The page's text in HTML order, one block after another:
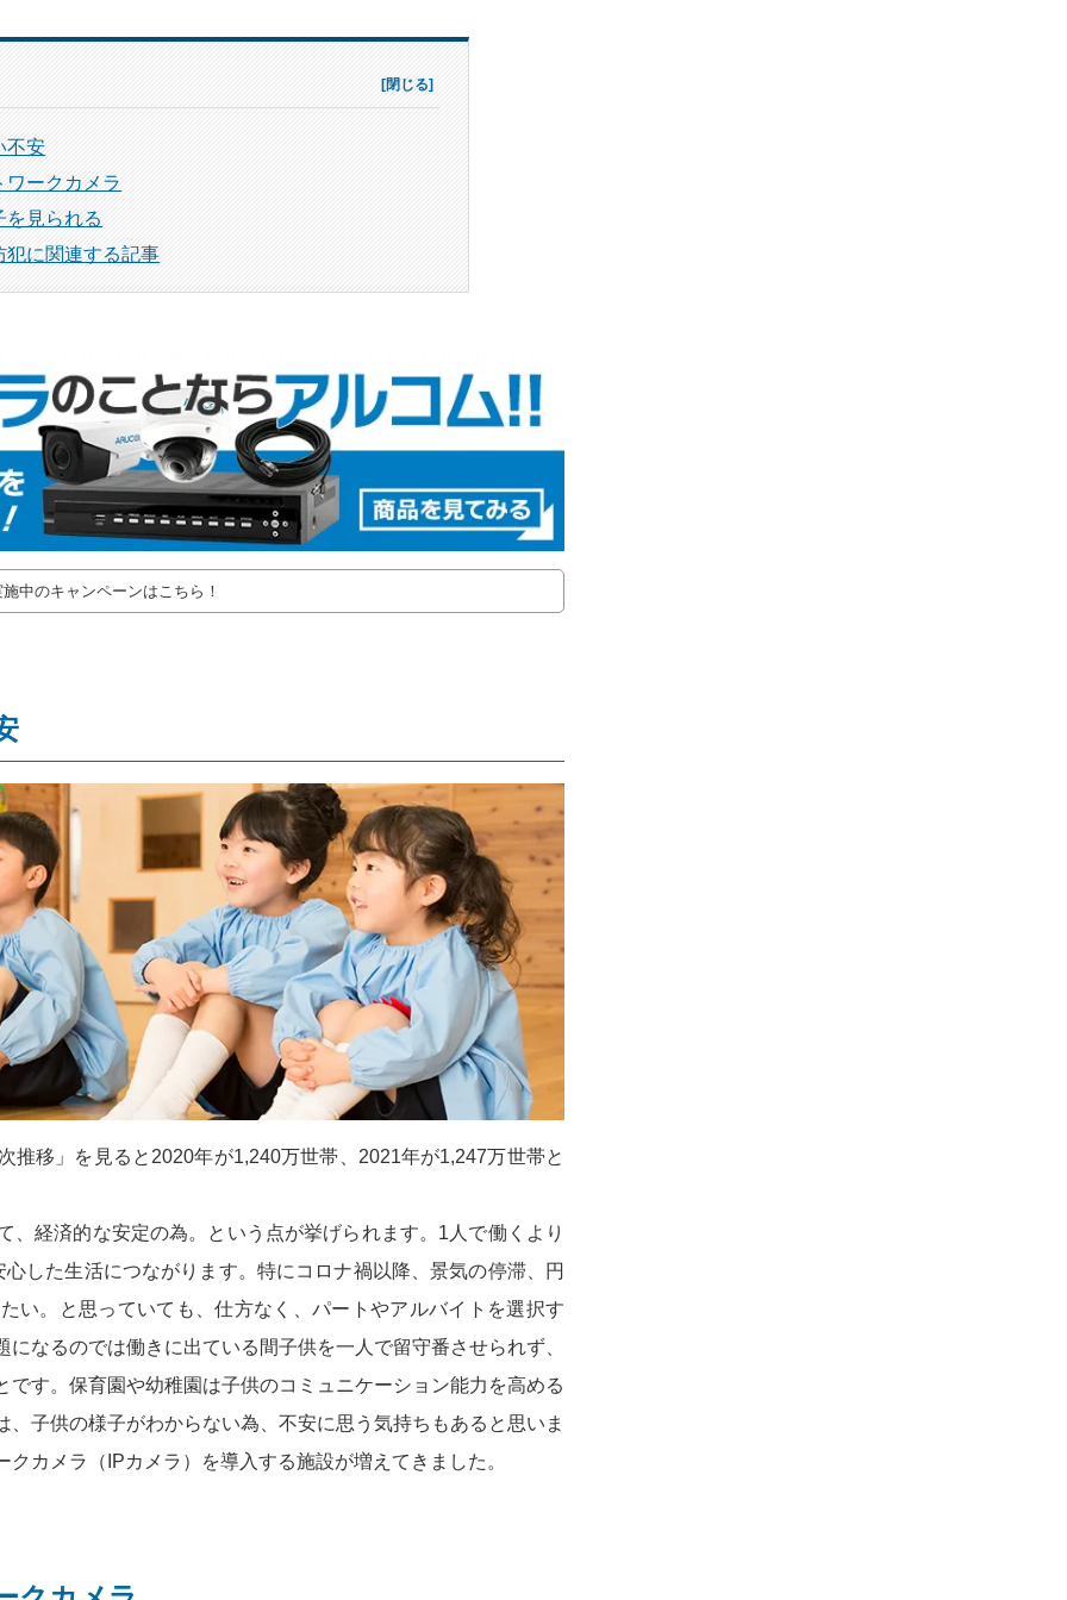
不安
ークカメラ
を見られる
犯に関連する記事
中のキャンペーンはこちら！
推移」を見ると2020年が1,240万世帯、2021年が1,247万世帯と
、経済的な安定の為。という点が挙げられます。1人で働くより
した生活につながります。特にコロナ禍以降、景気の停滞、円
い。と思っていても、仕方なく、パートやアルバイトを選択す
なるのでは働きに出ている間子供を一人で留守番させられず、
す。保育園や幼稚園は子供のコミュニケーション能力を高める
子供の様子がわからない為、不安に思う気持ちもあると思いま
カメラ（IPカメラ）を導入する施設が増えてきました。